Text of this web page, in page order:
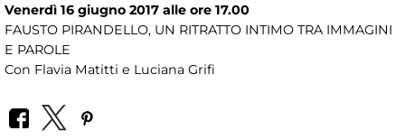
Venerdì 16 giugno 2017 alle ore 17.00
FAUSTO PIRANDELLO, UN RITRATTO INTIMO TRA IMMAGINI
E PAROLE
Con Flavia Matitti e Luciana Grifi